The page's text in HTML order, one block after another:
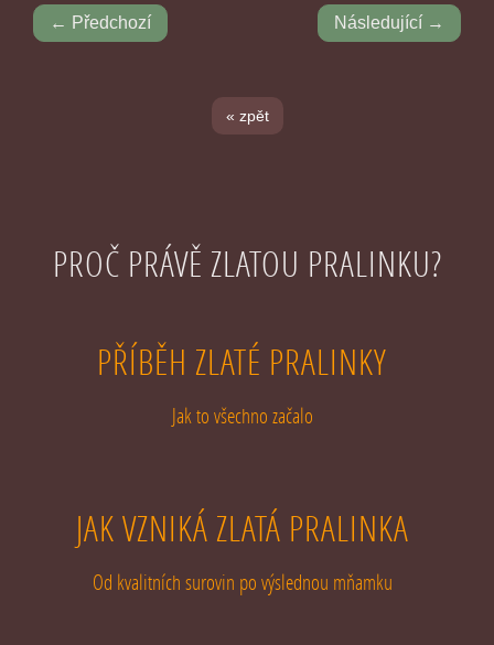
← Předchozí Následující →
« zpět
PROČ PRÁVĚ ZLATOU PRALINKU?
PŘÍBĚH ZLATÉ PRALINKY
Jak to všechno začalo
JAK VZNIKÁ ZLATÁ PRALINKA
Od kvalitních surovin po výslednou mňamku